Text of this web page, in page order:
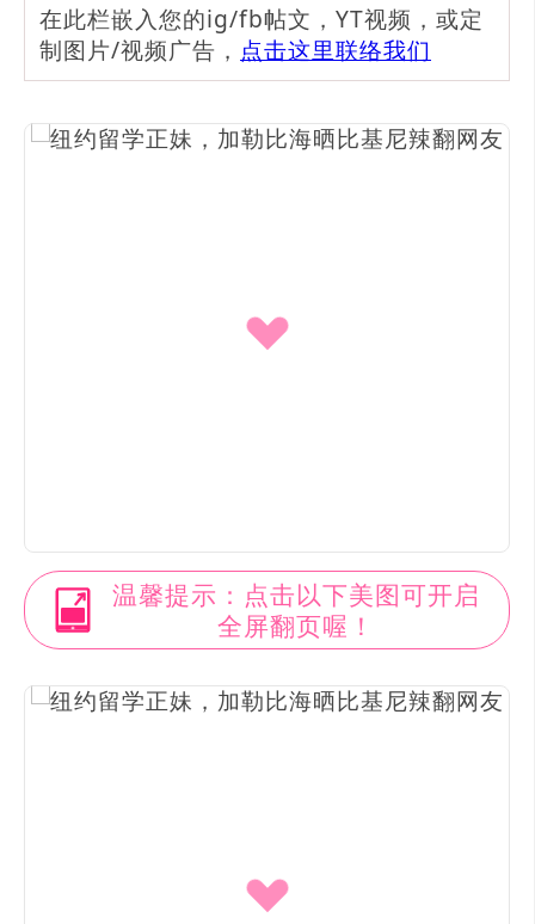
在此栏嵌入您的ig/fb帖文，YT视频，或定
制图片/视频广告， 点击这里联络我们
温馨提示：点击以下美图可开启
全屏翻页喔！